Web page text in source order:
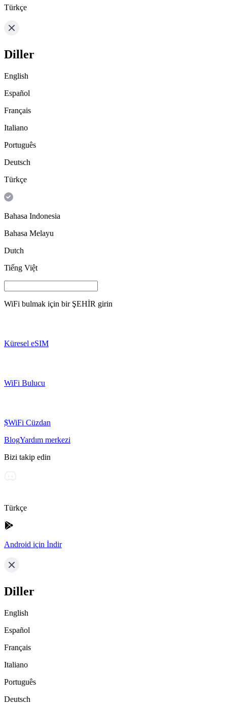
Türkçe
Diller
English
Español
Français
Italiano
Português
Deutsch
Türkçe
Bahasa Indonesia
Bahasa Melayu
Dutch
Tiếng Việt
WiFi bulmak için bir ŞEHİR girin
Küresel eSIM
WiFi Bulucu
$WiFi Cüzdan
BlogYardım merkezi
Bizi takip edin
Türkçe
Android için İndir
Diller
English
Español
Français
Italiano
Português
Deutsch